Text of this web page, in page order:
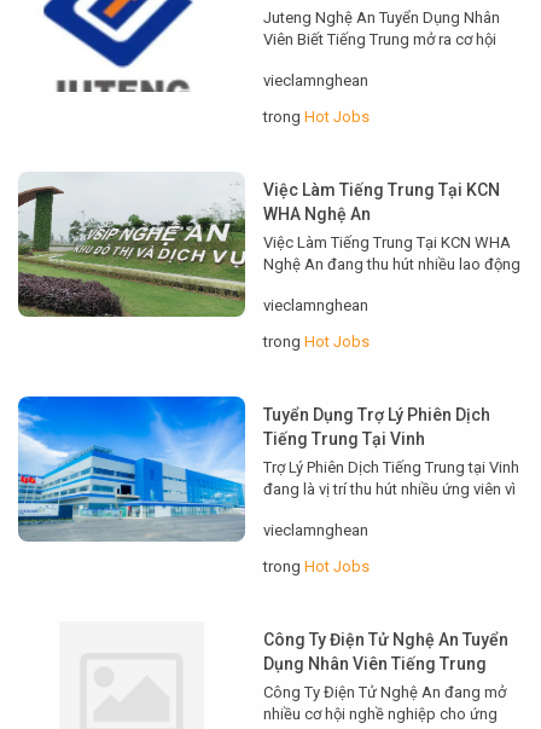
Juteng Nghệ An Tuyển Dụng Nhân
Viên Biết Tiếng Trung mở ra cơ hội
tại miền Trung. Bài viết này hướng
tuyển và mẹo phỏng vấn. Thông tin
vieclamnghean
trongHot Jobs
Việc Làm Tiếng Trung Tại KCN
WHA Nghệ An
Việc Làm Tiếng Trung Tại KCN WHA
Nghệ An đang thu hút nhiều lao động
vốn Trung Quốc. Bài viết này sẽ phân
lương và mẹo ứng tuyển để giúp bạn
vieclamnghean
trongHot Jobs
Tuyển Dụng Trợ Lý Phiên Dịch
Tiếng Trung Tại Vinh
Trợ Lý Phiên Dịch Tiếng Trung tại Vinh
đang là vị trí thu hút nhiều ứng viên vì
này hướng dẫn mô tả công việc, yêu
Người tìm việc sẽ biết nên chuẩn bị gì
vieclamnghean
trongHot Jobs
Công Ty Điện Tử Nghệ An Tuyển
Dụng Nhân Viên Tiếng Trung
Công Ty Điện Tử Nghệ An đang mở
nhiều cơ hội nghề nghiệp cho ứng